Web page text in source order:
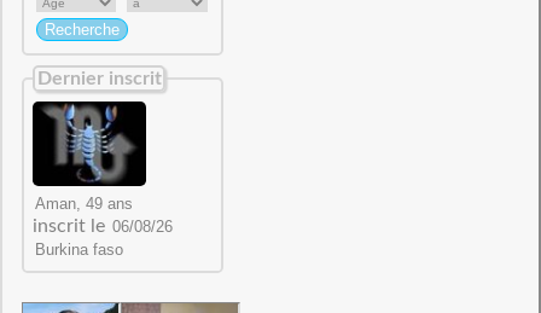
Dernier inscrit
inscrit le